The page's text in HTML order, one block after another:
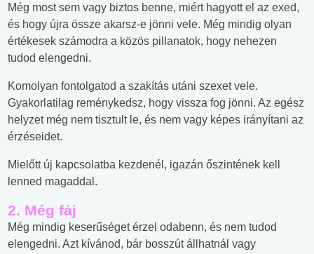
Még most sem vagy biztos benne, miért hagyott el az exed,
és hogy újra össze akarsz-e jönni vele. Még mindig olyan
értékesek számodra a közös pillanatok, hogy nehezen
tudod elengedni.
Komolyan fontolgatod a szakítás utáni szexet vele.
Gyakorlatilag reménykedsz, hogy vissza fog jönni. Az egész
helyzet még nem tisztult le, és nem vagy képes irányítani az
érzéseidet.
Mielőtt új kapcsolatba kezdenél, igazán őszintének kell
lenned magaddal.
2. Még fáj
Még mindig keserűséget érzel odabenn, és nem tudod
elengedni. Azt kívánod, bár bosszút állhatnál vagy